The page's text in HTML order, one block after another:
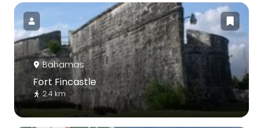
Bahamas
Fort Fincastle
2.4 km